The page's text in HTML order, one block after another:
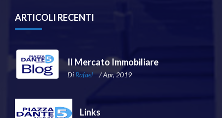
ARTICOLI RECENTI
Il Mercato Immobiliare
Di Rafael / Apr, 2019
Links